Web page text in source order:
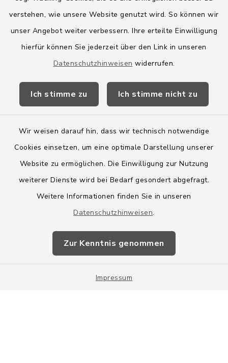
verstehen, wie unsere Website genutzt wird. So können wir
unser Angebot weiter verbessern. Ihre erteilte Einwilligung
hierfür können Sie jederzeit über den Link in unseren
Datenschutzhinweisen widerrufen.
Ich stimme zu Ich stimme nicht zu
Wir weisen darauf hin, dass wir technisch notwendige
Cookies einsetzen, um eine optimale Darstellung unserer
Website zu ermöglichen. Die Einwilligung zur Nutzung
weiterer Dienste wird bei Bedarf gesondert abgefragt.
Weitere Informationen finden Sie in unseren
Datenschutzhinweisen.
Zur Kenntnis genommen
Impressum
Quicklinks
Amt Boostedt-Rickling
Amtsbroschüre
Wege-Zweckverband
Barrierefreiheit
Impressum
Sitemap